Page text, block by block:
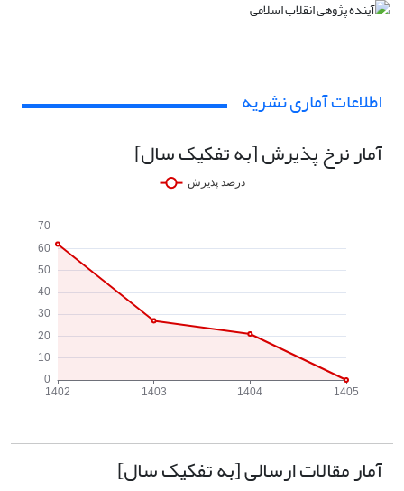
اطلاعات آماری نشریه
آمار نرخ پذیرش [به تفکیک سال]
آمار مقالات ارسالی [به تفکیک سال]